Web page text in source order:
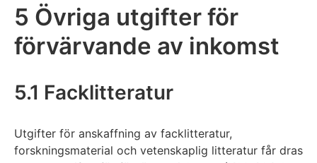
5 Övriga utgifter för
förvärvande av inkomst
5.1 Facklitteratur
Utgifter för anskaffning av facklitteratur,
forskningsmaterial och vetenskaplig litteratur får dras